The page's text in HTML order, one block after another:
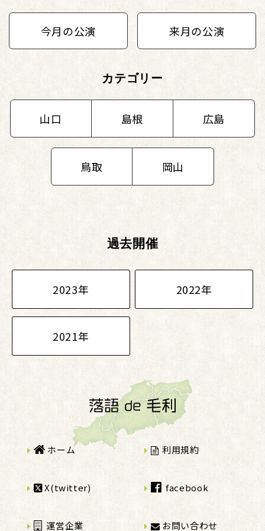
今月の公演 来月の公演
カテゴリー
山口 島根 広島
鳥取 岡山
過去開催
2023年 2022年
2021年
ホーム 利用規約
X(twitter) facebook
運営企業 お問い合わせ